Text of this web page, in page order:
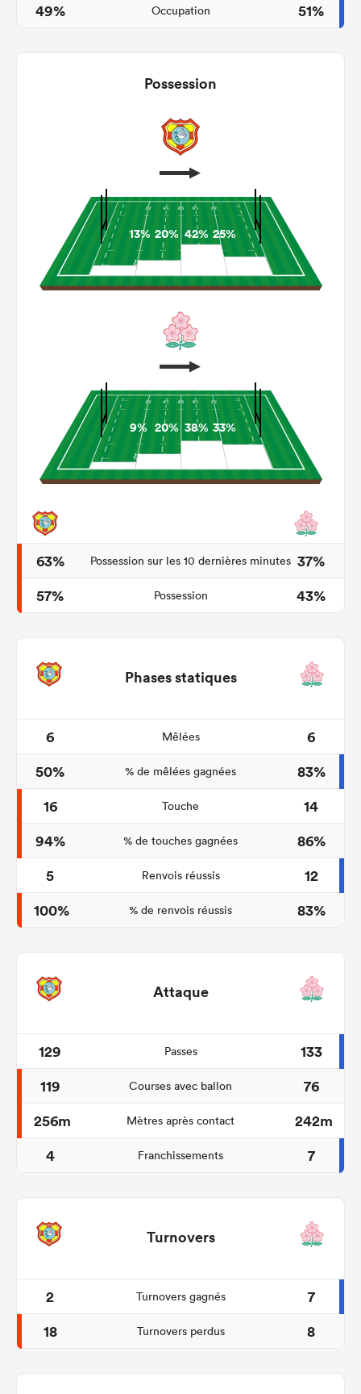
49% Occupation 51%
Possession
13% 20% 42% 25%
9% 20% 38% 33%
63% Possession sur les 10 dernières minutes 37%
57%
Possession 43%
Phases statiques
6 Mêlées
6
50%
% de mêlées gagnées
83%
16
Touche
14
94%
% de touches gagnées
86%
5
Renvois réussis
12
100%
% de renvois réussis 83%
Attaque
129 Passes
133
119
Courses avec ballon
76
256m
Mètres après contact
242m
4
Franchissements 7
Turnovers
2 Turnovers gagnés
7
18
Turnovers perdus 8